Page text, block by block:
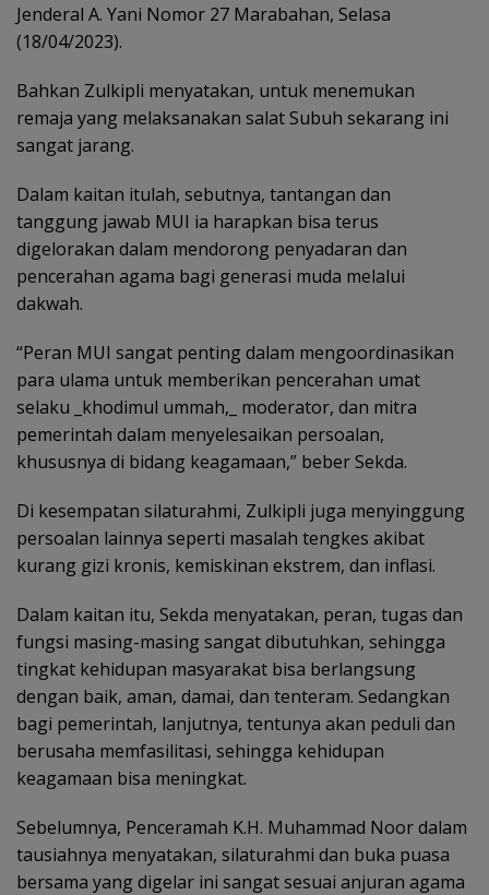
Jenderal A. Yani Nomor 27 Marabahan, Selasa
(18/04/2023).
Bahkan Zulkipli menyatakan, untuk menemukan
remaja yang melaksanakan salat Subuh sekarang ini
sangat jarang.
Dalam kaitan itulah, sebutnya, tantangan dan
tanggung jawab MUI ia harapkan bisa terus
digelorakan dalam mendorong penyadaran dan
pencerahan agama bagi generasi muda melalui
dakwah.
“Peran MUI sangat penting dalam mengoordinasikan
para ulama untuk memberikan pencerahan umat
selaku _khodimul ummah,_ moderator, dan mitra
pemerintah dalam menyelesaikan persoalan,
khususnya di bidang keagamaan,” beber Sekda.
Di kesempatan silaturahmi, Zulkipli juga menyinggung
persoalan lainnya seperti masalah tengkes akibat
kurang gizi kronis, kemiskinan ekstrem, dan inflasi.
Dalam kaitan itu, Sekda menyatakan, peran, tugas dan
fungsi masing-masing sangat dibutuhkan, sehingga
tingkat kehidupan masyarakat bisa berlangsung
dengan baik, aman, damai, dan tenteram. Sedangkan
bagi pemerintah, lanjutnya, tentunya akan peduli dan
berusaha memfasilitasi, sehingga kehidupan
keagamaan bisa meningkat.
Sebelumnya, Penceramah K.H. Muhammad Noor dalam
tausiahnya menyatakan, silaturahmi dan buka puasa
bersama yang digelar ini sangat sesuai anjuran agama